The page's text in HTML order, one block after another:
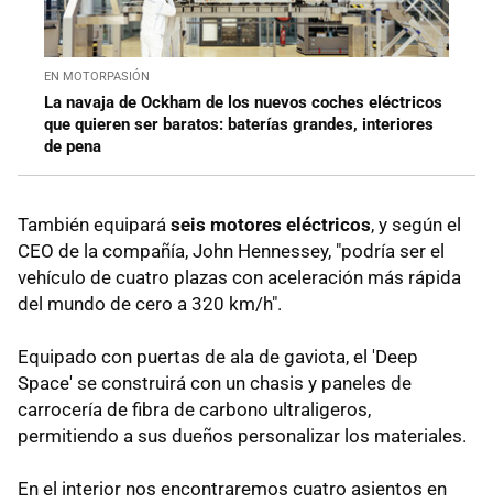
EN MOTORPASIÓN
La navaja de Ockham de los nuevos coches eléctricos
que quieren ser baratos: baterías grandes, interiores
de pena
También equipará seis motores eléctricos, y según el
CEO de la compañía, John Hennessey, "podría ser el
vehículo de cuatro plazas con aceleración más rápida
del mundo de cero a 320 km/h".
Equipado con puertas de ala de gaviota, el 'Deep
Space' se construirá con un chasis y paneles de
carrocería de fibra de carbono ultraligeros,
permitiendo a sus dueños personalizar los materiales.
En el interior nos encontraremos cuatro asientos en